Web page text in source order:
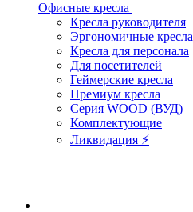
Офисные кресла
Кресла руководителя
Эргономичные кресла
Кресла для персонала
Для посетителей
Геймерские кресла
Премиум кресла
Серия WOOD (ВУД)
Комплектующие
Ликвидация ⚡